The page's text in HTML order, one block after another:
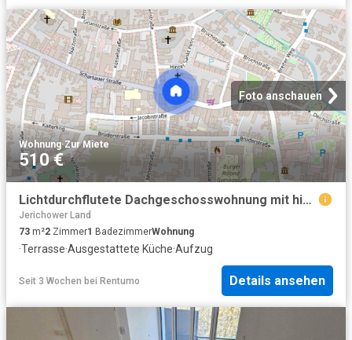
Foto anschauen
Wohnung·Zur Miete
510 €
Lichtdurchflutete Dachgeschosswohnung mit historischem Charme und großzügiger Dachterrasse
Jerichower Land
73 m²2 Zimmer1 BadezimmerWohnung
·Terrasse·Ausgestattete Küche·Aufzug
Seit 3 Wochen bei Rentumo Details ansehen